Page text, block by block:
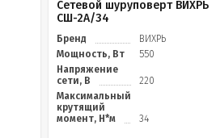
Сетевой шуруповерт ВИХРЬ
СШ-2А/34
Бренд
ВИХРЬ
Мощность, Вт
550
Напряжение
сети, В
220
Максимальный
крутящий
момент, Н*м
34